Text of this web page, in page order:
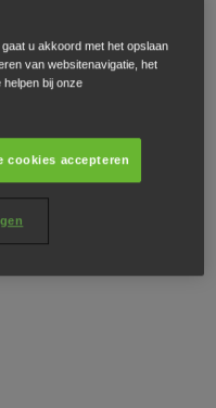
GMBH
u akkoord met het opslaan
van websitenavigatie, het
bij onze
cookies accepteren